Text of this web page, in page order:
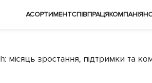
АСОРТИМЕНТСПІВПРАЦЯКОМПАНІЯ
місяць зростання, підтримки та